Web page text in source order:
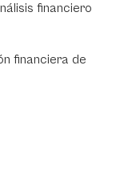
financiero
financiera de